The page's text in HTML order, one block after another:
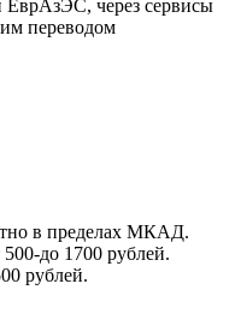
ЕврАзЭС, через сервисы
переводом
в пределах МКАД.
до 1700 рублей.
рублей.